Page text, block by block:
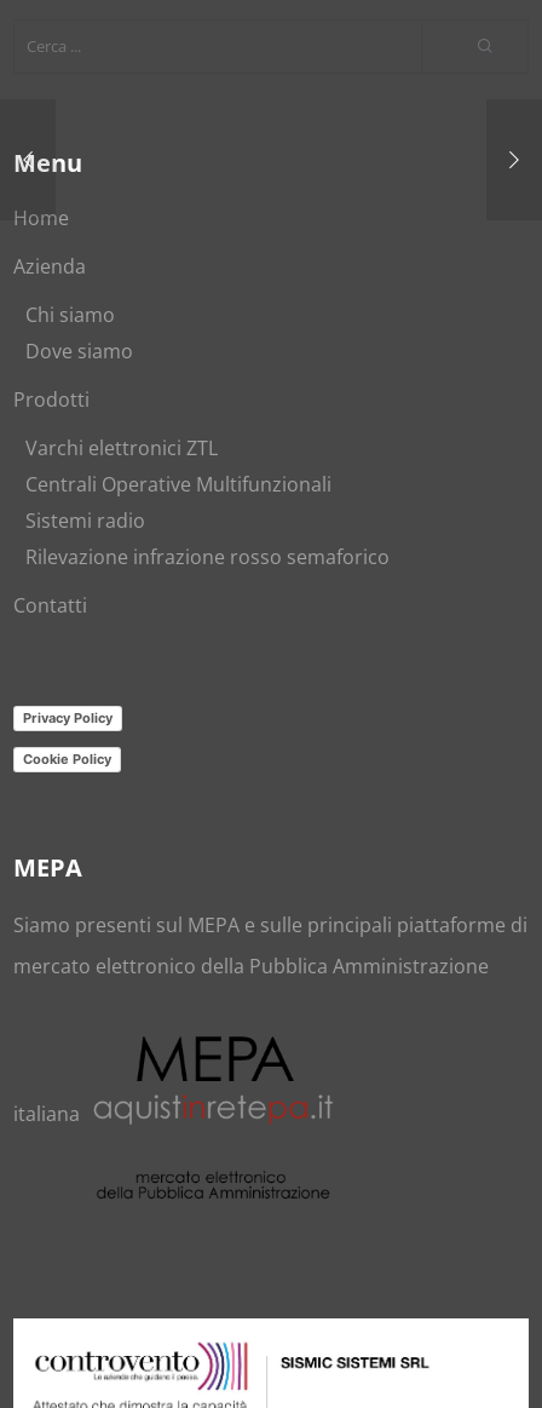
Menu
Home
Azienda
Chi siamo
Dove siamo
Prodotti
Varchi elettronici ZTL
Centrali Operative Multifunzionali
Sistemi radio
Rilevazione infrazione rosso semaforico
Contatti
Privacy Policy
Cookie Policy
MEPA
Siamo presenti sul MEPA e sulle principali piattaforme di
mercato elettronico della Pubblica Amministrazione
italiana